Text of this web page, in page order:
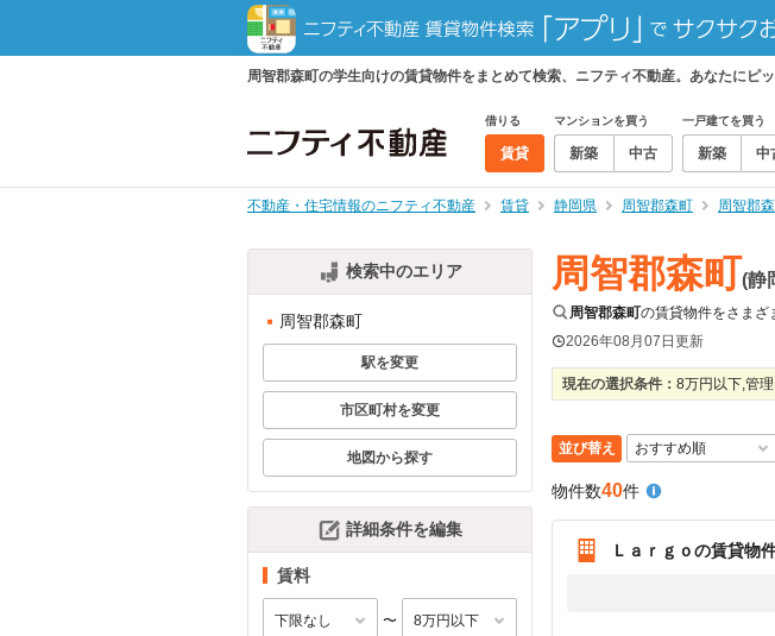
周智郡森町の学生向けの賃貸物件をまとめて検索、ニフティ不動産。あなたにピ
借りる
賃貸
マンションを買う
新築 中古
一戸建てを買う
新築 中
不動産・住宅情報のニフティ不動産 賃貸 静岡県 周智郡森町 周智郡
検索中のエリア
周智郡森町
駅を変更
市区町村を変更
地図から探す
詳細条件を編集
賃料
〜
周智郡森町(静
周智郡森町の賃貸物件をさまざ
2026年08月07日更新
現在の選択条件： 8万円以下,管
並び替え
物件数40件
Ｌａｒｇｏの賃貸物